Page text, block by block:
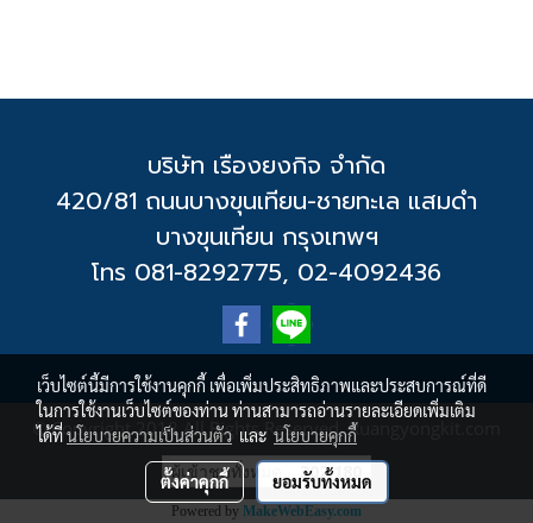
บริษัท เรืองยงกิจ จำกัด
420/81 ถนนบางขุนเทียน-ชายทะเล แสมดำ
บางขุนเทียน กรุงเทพฯ
โทร 081-8292775, 02-4092436
© Copyright 2018 All Rights Reserved. Ruangyongkit.com
ผู้เข้าชมทั้งหมด 302,180
Powered by MakeWebEasy.com
เว็บไซต์นี้มีการใช้งานคุกกี้ เพื่อเพิ่มประสิทธิภาพและประสบการณ์ที่ดี
ในการใช้งานเว็บไซต์ของท่าน ท่านสามารถอ่านรายละเอียดเพิ่มเติม
ได้ที่นโยบายความเป็นส่วนตัว และ นโยบายคุกกี้
ตั้งค่าคุกกี้ ยอมรับทั้งหมด